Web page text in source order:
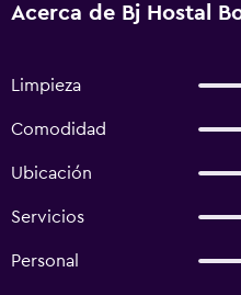
Acerca de Bj Hostal
Limpieza
Comodidad
Ubicación
Servicios
Personal